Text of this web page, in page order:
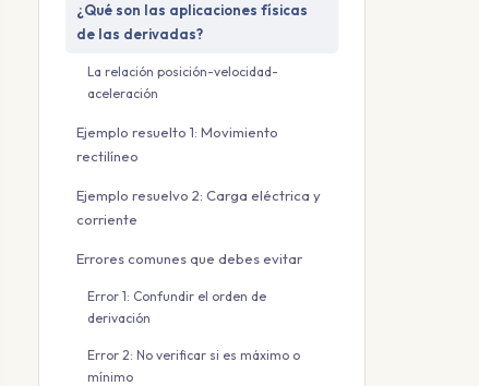
¿Qué son las aplicaciones físicas
de las derivadas?
La relación posición-velocidad-
aceleración
Ejemplo resuelto 1: Movimiento
rectilíneo
Ejemplo resuelvo 2: Carga eléctrica y
corriente
Errores comunes que debes evitar
Error 1: Confundir el orden de
derivación
Error 2: No verificar si es máximo o
mínimo